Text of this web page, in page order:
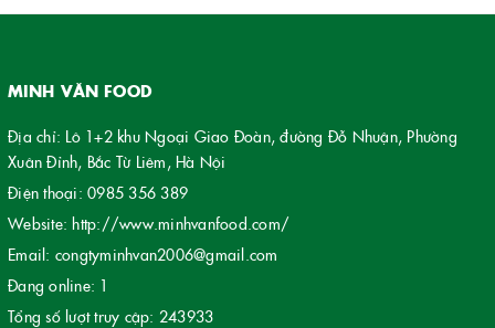
MINH VĂN FOOD
Địa chỉ: Lô 1+2 khu Ngoại Giao Đoàn, đường Đỗ Nhuận, Phường
Xuân Đỉnh, Bắc Từ Liêm, Hà Nội
Điện thoại: 0985 356 389
Website:http://www.minhvanfood.com/
Email: congtyminhvan2006@gmail.com
Đang online: 1
Tổng số lượt truy cập: 243933